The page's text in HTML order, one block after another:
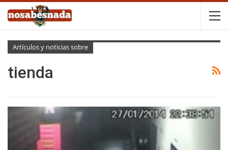
Artículos y noticias sobre
tienda